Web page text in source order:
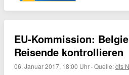
EU-Kommission:
Reisende kontrollieren
06. Januar 2017, 18:00 Uhr ·Quelle:dts